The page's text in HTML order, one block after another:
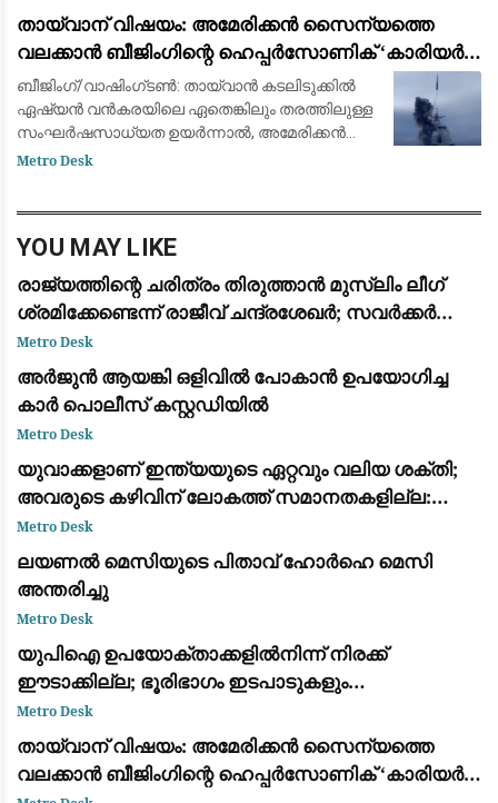
എന്നാൽ, വ്യാപാ
തായ്‌വാന് വിഷയം: അമേരിക്കൻ സൈന്യത്തെ
വലക്കാൻ ബീജിംഗിന്റെ ഹെപ്പർസോണിക് ‘കാരിയർ
കില്ലർ’ മിസൈലുകൾ
ബീജിംഗ്/വാഷിംഗ്ടൺ: തായ്‌വാൻ കടലിടുക്കിൽ
ഏഷ്യൻ വൻകരയിലെ ഏതെങ്കിലും തരത്തിലുള്ള
സംഘർഷസാധ്യത ഉയർന്നാൽ, അമേരിക്കൻ
നാവികസേനയെയും സഖ്യകക്ഷികളെയും
Metro Desk
YOU MAY LIKE
രാജ്യത്തിന്റെ ചരിത്രം തിരുത്താൻ മുസ്ലിം ലീഗ്
ശ്രമിക്കേണ്ടെന്ന് രാജീവ് ചന്ദ്രശേഖർ; സവർക്കർ
ചോദ്യ വിവാദത്തിൽ ശക്തമായ പ്രതികരണം
Metro Desk
അർജുൻ ആയങ്കി ഒളിവിൽ പോകാൻ ഉപയോഗിച്ച
കാർ പൊലീസ് കസ്റ്റഡിയിൽ
Metro Desk
യുവാക്കളാണ് ഇന്ത്യയുടെ ഏറ്റവും വലിയ ശക്തി;
അവരുടെ കഴിവിന് ലോകത്ത് സമാനതകളില്ല:
രാഹുൽ ഗാന്ധി
Metro Desk
ലയണൽ മെസിയുടെ പിതാവ് ഹോർഹെ മെസി
അന്തരിച്ചു
Metro Desk
യുപിഐ ഉപയോക്താക്കളിൽനിന്ന് നിരക്ക്
ഈടാക്കില്ല; ഭൂരിഭാഗം ഇടപാടുകളും
വ്യാപാരികൾക്കും സൗജന്യമായി തുടരുമെന്ന്
കേന്ദ്ര സർക്കാർ
Metro Desk
തായ്‌വാന് വിഷയം: അമേരിക്കൻ സൈന്യത്തെ
വലക്കാൻ ബീജിംഗിന്റെ ഹെപ്പർസോണിക് ‘കാരിയർ